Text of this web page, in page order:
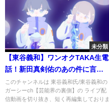
未分類
【東谷義和】ワンオクTAKA生電
話！新田真剣佑のあの件に言及...
芸能界の裏側 芸能界の闇【切り
抜き/ガーシーch】
このチャンネルは 東谷義和氏/東谷義和の
ガーシーch【芸能界の裏側】の ライブ配
信動画を切り抜き、短く再編集しておりま